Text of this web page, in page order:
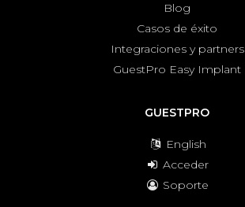
Blog
Casos de éxito
Integraciones y partners
GuestPro Easy Implant
GUESTPRO
English
Acceder
Soporte